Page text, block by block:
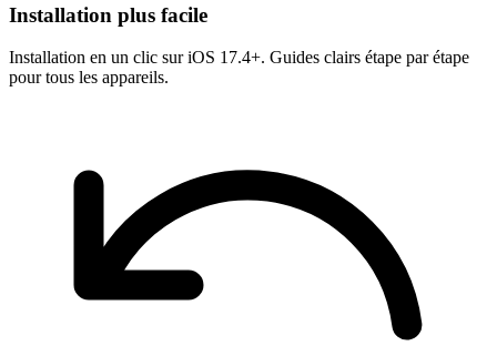
Installation plus facile
Installation en un clic sur iOS 17.4+. Guides clairs étape par étape
pour tous les appareils.